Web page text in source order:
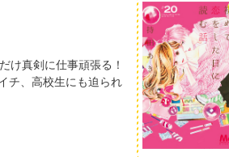
け真剣に仕事頑張る！
チ、高校生にも迫られ